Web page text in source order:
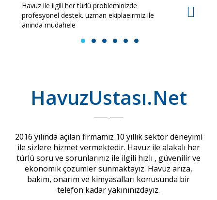
Havuz ile ilgili her türlü probleminizde
profesyonel destek. uzman ekiplaeirmiz ile
anında müdahele
1 2 3 4 5 6
HavuzUstası.Net
2016 yılında açılan firmamız 10 yıllık sektör deneyimi
ile sizlere hizmet vermektedir. Havuz ile alakalı her
türlü soru ve sorunlarınız ile ilgili hızlı , güvenilir ve
ekonomik çözümler sunmaktayız. Havuz arıza,
bakım, onarım ve kimyasalları konusunda bir
telefon kadar yakınınızdayız.